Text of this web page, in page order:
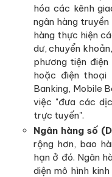
hóa các kênh
ngân hàng
hàng thực hiện
dư, chuyển
phương tiện
hoặc điện thoại
Banking, Mobile
việc "đưa các
trực tuyến".
Ngân hàng số
rộng hơn, bao
hạn ở đó. Ngân
diện mô hình